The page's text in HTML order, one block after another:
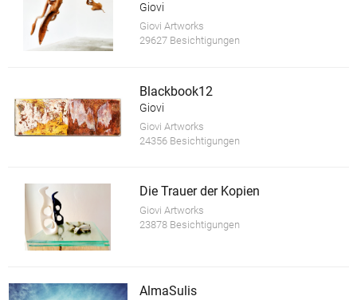
Giovi
Giovi Artworks
29627 Besichtigungen
Blackbook12
Giovi
Giovi Artworks
24356 Besichtigungen
Die Trauer der Kopien
Giovi Artworks
23878 Besichtigungen
AlmaSulis